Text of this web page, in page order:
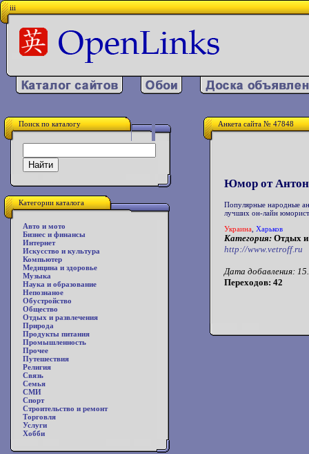
iii
Поиск по каталогу
Категории каталога
Авто и мото
Бизнес и финансы
Интернет
Искусство и культура
Компьютер
Медицина и здоровье
Музыка
Наука и образование
Непознаное
Обустройство
Общество
Отдых и развлечения
Природа
Продукты питания
Промышленность
Прочее
Путешествия
Религия
Связь
Семья
СМИ
Спорт
Строительство и ремонт
Торговля
Услуги
Хобби
Анкета сайта № 47848
Юмор от
Популярные народные
лучших он-лайн
Украина Харьков
Категория: Отдых
http://www.vetroff.ru
Дата добавления:
Переходов: 42